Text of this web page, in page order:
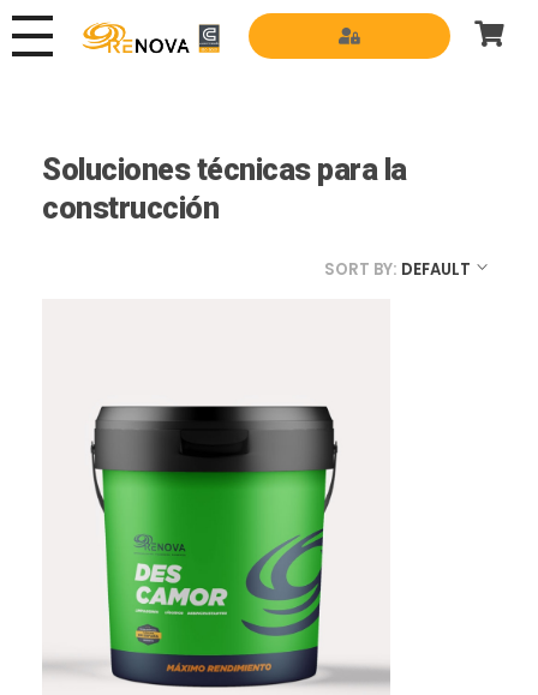
Soluciones técnicas para la
construcción
SORT BY: DEFAULT